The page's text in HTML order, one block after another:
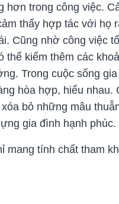
hơn trong công việc.
thấy hợp tác với họ
Cũng nhờ công việc
thể kiếm thêm các
Trong cuộc sống
hòa hợp, hiểu nhau.
bỏ những mâu
gia đình hạnh phúc.
mang tính chất tham